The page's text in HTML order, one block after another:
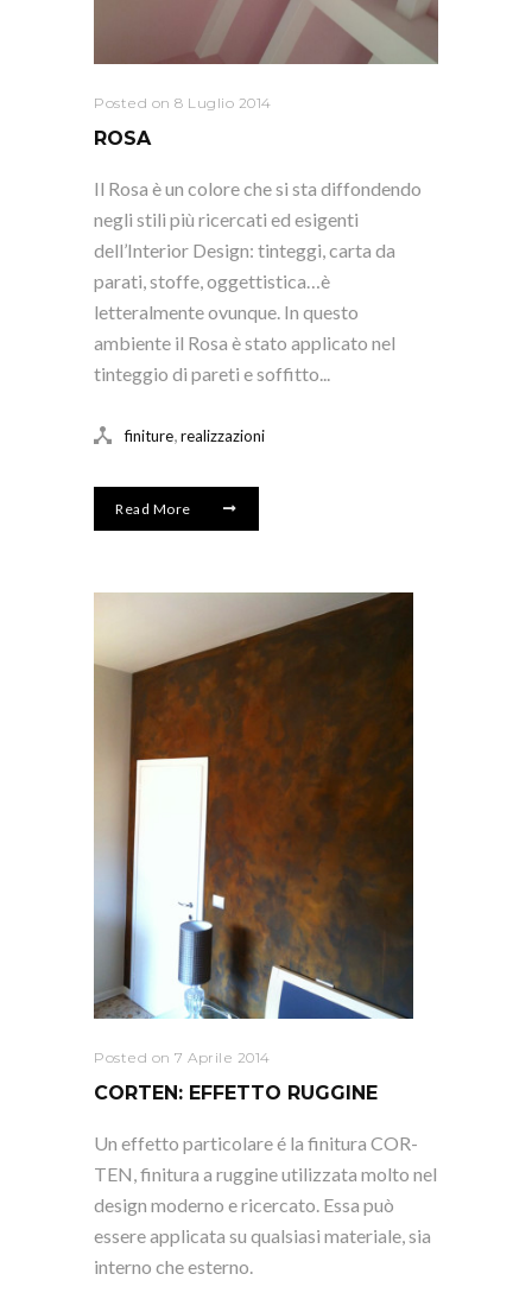
Posted on 8 Luglio 2014
ROSA
Il Rosa è un colore che si sta diffondendo
negli stili più ricercati ed esigenti
dell’Interior Design: tinteggi, carta da
parati, stoffe, oggettistica…è
letteralmente ovunque. In questo
ambiente il Rosa è stato applicato nel
tinteggio di pareti e soffitto...
finiture,realizzazioni
Read More
Posted on 7 Aprile 2014
CORTEN: EFFETTO RUGGINE
Un effetto particolare é la finitura COR-
TEN, finitura a ruggine utilizzata molto nel
design moderno e ricercato. Essa può
essere applicata su qualsiasi materiale, sia
interno che esterno.